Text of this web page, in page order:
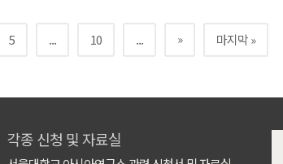
5 ... 10 ... » 마지막 »
각종 신청 및 자료실